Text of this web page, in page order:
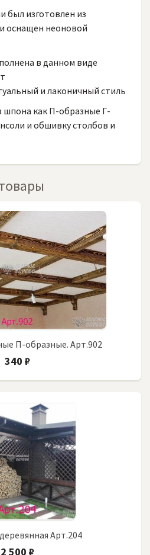
был изготовлен из
оснащен неоновой
в данном виде
и лаконичный стиль
шпона как П-образные Г-
и обшивку столбов и
П-образные. Арт.902
340 ₽
Арт.204
2 500 ₽